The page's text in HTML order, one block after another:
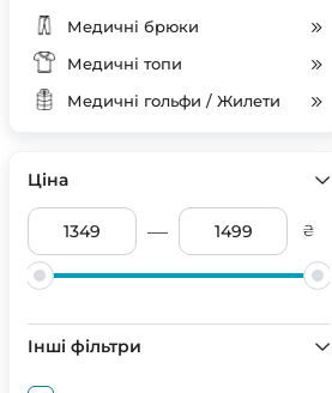
Медичні брюки
Медичні топи
Медичні гольфи / Жилети
Ціна
— ₴
Інші фільтри